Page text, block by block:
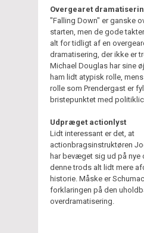
Overgearet
"Falling Down" er ganske
starten, men de gode
alt for tidligt af en
dramatisering, der ikke er
Michael Douglas har sine
ham lidt atypisk rolle,
rolle som Prendergast er
bristepunktet med
Udpræget actionlyst
Lidt interessant er det, at
actionbragsinstruktøren
har bevæget sig ud på nye
denne trods alt lidt mere
historie. Måske er
forklaringen på den
overdramatisering.